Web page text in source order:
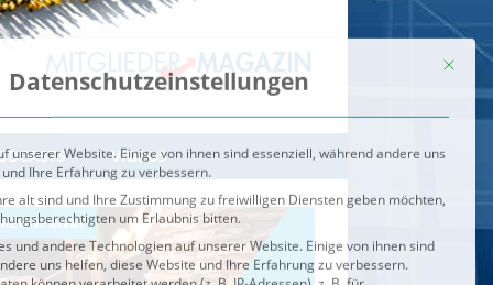
VIDEOS
und andere Technologien auf unserer Website. Einige von ihnen sind
uns helfen, diese Website und Ihre Erfahrung zu verbessern.
können verarbeitet werden (z. B. IP-Adressen), z. B. für
und Inhalte oder Anzeigen- und Inhaltsmessung.
Verwendung Ihrer Daten finden Sie in unsererDatenschutzerklärung
Service-Gruppen, für die eine Einwilligung erteilt werden
Externe Medien
Speichern
Alle akzeptieren